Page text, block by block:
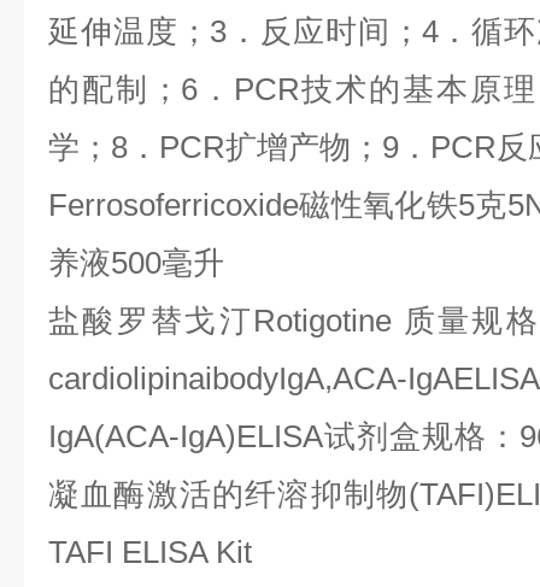
延伸温度； 3．反应时间； 4．循
的配制； 6． PCR技术的基本原
学； 8 ． PCR扩增产物； 9 ． PCR反
Ferrosoferricoxide磁性氧化铁5克
养液500毫升
盐酸罗替戈汀Rotigotine 质量规
cardiolipinaibodyIgA,ACA-
IgA(ACA-IgA)ELISA试剂盒规格：
凝血酶激活的纤溶抑制物
TAFI ELISA Kit